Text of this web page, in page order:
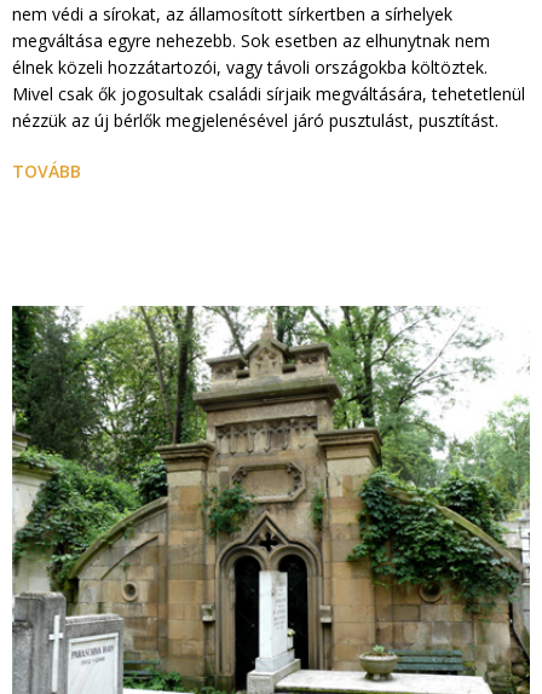
nem védi a sírokat, az államosított sírkertben a sírhelyek
megváltása egyre nehezebb. Sok esetben az elhunytnak nem
élnek közeli hozzátartozói, vagy távoli országokba költöztek.
Mivel csak ők jogosultak családi sírjaik megváltására, tehetetlenül
nézzük az új bérlők megjelenésével járó pusztulást, pusztítást.
TOVÁBB